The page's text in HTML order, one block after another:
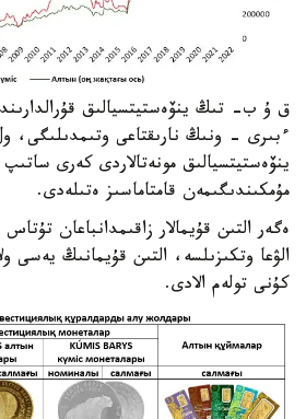
ق ۇ ب- تىڭ ينۆەستيتسيالىق
ءبىرى - ونىڭ نارىقتاعى وتىمدىلىگى،
ينۆەستيتسيالىق مونەتالاردى كەرى ساتىپ
مۇمكىندىگىمەن قامتاماسىز ەتىلەدى.
ەگەر التىن قۇيمالار زاقىمدانباعان
الۋعا وتكىزىلسە، التىن قۇيمانىڭ يەسى
كۇنى تولەم الادى.